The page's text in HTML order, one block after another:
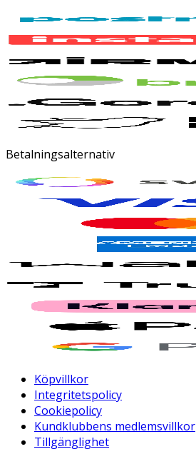
Betalningsalternativ
Köpvillkor
Integritetspolicy
Cookiepolicy
Kundklubbens medlemsvillkor
Tillgänglighet